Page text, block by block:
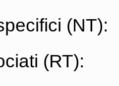
(NT):
(RT):